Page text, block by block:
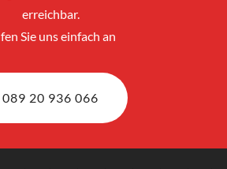
erreichbar.
Sie uns einfach an
089 20 936 066